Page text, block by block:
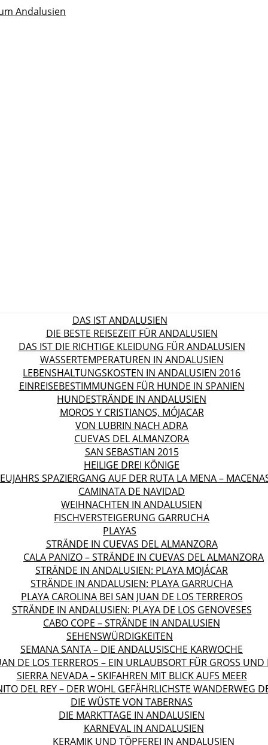
Andalusien
DAS IST ANDALUSIEN
DIE BESTE REISEZEIT FÜR ANDALUSIEN
DAS IST DIE RICHTIGE KLEIDUNG FÜR ANDALUSIEN
WASSERTEMPERATUREN IN ANDALUSIEN
LEBENSHALTUNGSKOSTEN IN ANDALUSIEN 2016
EINREISEBESTIMMUNGEN FÜR HUNDE IN SPANIEN
HUNDESTRÄNDE IN ANDALUSIEN
MOROS Y CRISTIANOS, MÓJACAR
VON LUBRIN NACH ADRA
CUEVAS DEL ALMANZORA
SAN SEBASTIAN 2015
HEILIGE DREI KÖNIGE
SPAZIERGANG AUF DER RUTA LA MENA –
CAMINATA DE NAVIDAD
WEIHNACHTEN IN ANDALUSIEN
FISCHVERSTEIGERUNG GARRUCHA
PLAYAS
STRÄNDE IN CUEVAS DEL ALMANZORA
CALA PANIZO – STRÄNDE IN CUEVAS DEL ALMANZORA
STRÄNDE IN ANDALUSIEN: PLAYA MOJÁCAR
STRÄNDE IN ANDALUSIEN: PLAYA GARRUCHA
PLAYA CAROLINA BEI SAN JUAN DE LOS TERREROS
STRÄNDE IN ANDALUSIEN: PLAYA DE LOS GENOVESES
CABO COPE – STRÄNDE IN ANDALUSIEN
SEHENSWÜRDIGKEITEN
SEMANA SANTA – DIE ANDALUSISCHE KARWOCHE
DE LOS TERREROS – EIN URLAUBSORT FÜR GROSS UND
SIERRA NEVADA – SKIFAHREN MIT BLICK AUFS MEER
DEL REY – DER WOHL GEFÄHRLICHSTE WANDERWEG
DIE WÜSTE VON TABERNAS
DIE MARKTTAGE IN ANDALUSIEN
KARNEVAL IN ANDALUSIEN
KERAMIK UND TÖPFEREI IN ANDALUSIEN